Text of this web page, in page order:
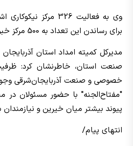
وی به فعالیت 326 مرکز
برای رساندن این تعداد به 500 مرکز خبر داد.
مدیرکل کمیته امداد استان
صنعت استان، خاطرنشان کرد:
خصوصی و صنعت آذربایجان‌شرقی
"مفتاح‌الجنه" با حضور مسئولان در
پیوند بیشتر میان خیرین و
انتهای پیام/